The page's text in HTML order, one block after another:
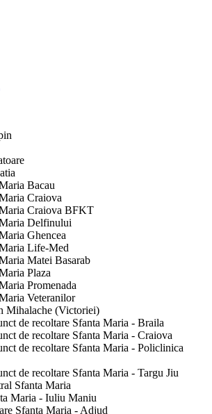
Bacau
Craiova
Craiova BFKT
Delfinului
Ghencea
Life-Med
Matei Basarab
Plaza
Promenada
Veteranilor
Mihalache (Victoriei)
de recoltare Sfanta Maria - Braila
de recoltare Sfanta Maria - Craiova
de recoltare Sfanta Maria - Policlinica
de recoltare Sfanta Maria - Targu Jiu
Sfanta Maria
Maria - Iuliu Maniu
Sfanta Maria - Adjud